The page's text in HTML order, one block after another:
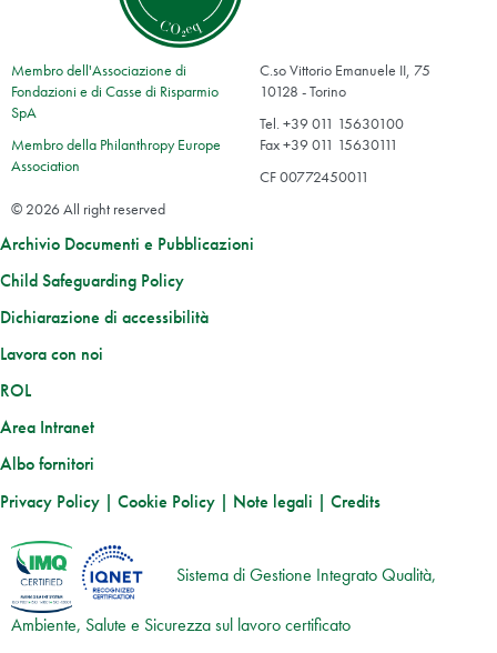
Membro dell'Associazione di
Fondazioni e di Casse di Risparmio
SpA
Membro della Philanthropy Europe
Association
C.so Vittorio Emanuele II, 75
10128 - Torino
Tel. +39 011 15630100
Fax +39 011 15630111
CF 00772450011
© 2026 All right reserved
Archivio Documenti e Pubblicazioni
Child Safeguarding Policy
Dichiarazione di accessibilità
Lavora con noi
ROL
Area Intranet
Albo fornitori
Privacy Policy | Cookie Policy | Note legali | Credits
Sistema di Gestione Integrato Qualità,
Ambiente, Salute e Sicurezza sul lavoro certificato